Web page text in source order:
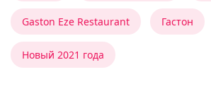
Gaston Eze Restaurant Гастон
Новый 2021 года